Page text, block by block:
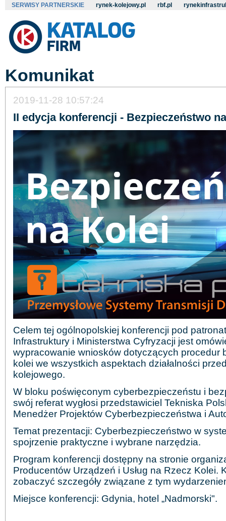
SERWISY PARTNERSKIE rynek-kolejowy.pl rbf.pl
Komunikat
2019-11-28 10:57:24
II edycja konferencji - Bezpieczeństwo
Celem tej ogólnopolskiej konferencji pod
Infrastruktury i Ministerstwa Cyfryzacji jest
wypracowanie wniosków dotyczących procedur
kolei we wszystkich aspektach działalności
kolejowego.
W bloku poświęconym cyberbezpieczeństu i
swój referat wygłosi przedstawiciel Tekniska
Menedżer Projektów Cyberbezpieczeństwa i
Temat prezentacji: Cyberbezpieczeństwo w
spojrzenie praktyczne i wybrane narzędzia.
Program konferencji dostępny na stronie
Producentów Urządzeń i Usług na Rzecz Kolei.
zobaczyć szczegóły związane z tym
Miejsce konferencji: Gdynia, hotel „Nadmorski".